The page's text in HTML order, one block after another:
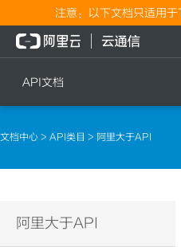
注意：以下文档只适用于
API文档
文档中心 > API类目 > 阿里大于API
阿里大于API